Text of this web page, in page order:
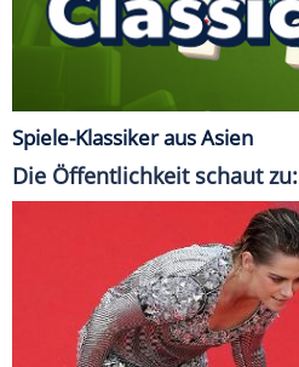
Spiele-Klassiker aus Asien
Die Öffentlichkeit schaut zu: